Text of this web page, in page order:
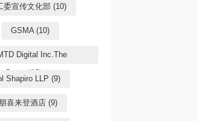
委宣传文化部 (10)
GSMA (10)
Digital Inc.The
Group (10)
Shapiro LLP (9)
喜来登酒店 (9)